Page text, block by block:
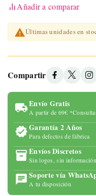
Añadir a comparar
Últimas unidades en
Compartir
Envío Gratis
A partir de 69€
Garantía 2 Años
Para defectos de fábrica
Envíos Discretos
Sin logos, sin
Soporte vía
A tu disposición